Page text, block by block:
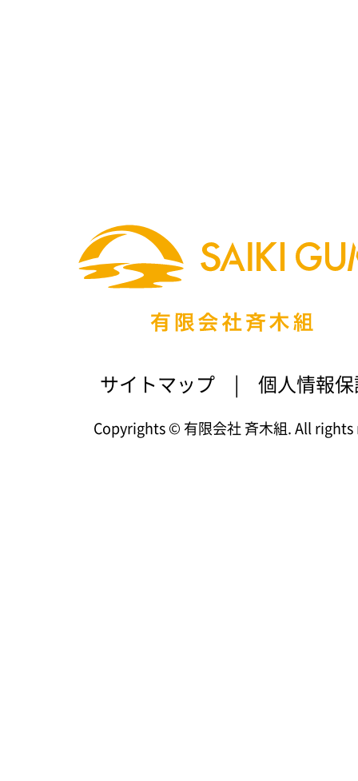
サイトマップ 個人情報
Copyrights © 有限会社 斉木組. All rights